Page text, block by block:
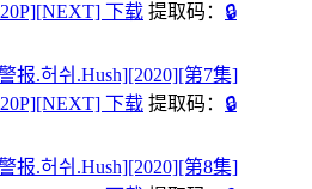
下载 提取码： 🔒
报.허쉬.Hush][2020][第7集]
下载 提取码： 🔒
报.허쉬.Hush][2020][第8集]